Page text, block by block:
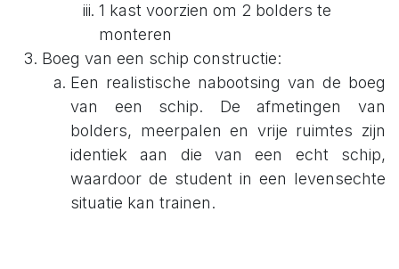
1 kast voorzien om 2 bolders te
monteren
Boeg van een schip constructie:
Een realistische nabootsing van de boeg
van een schip. De afmetingen van
bolders, meerpalen en vrije ruimtes zijn
identiek aan die van een echt schip,
waardoor de student in een levensechte
situatie kan trainen.